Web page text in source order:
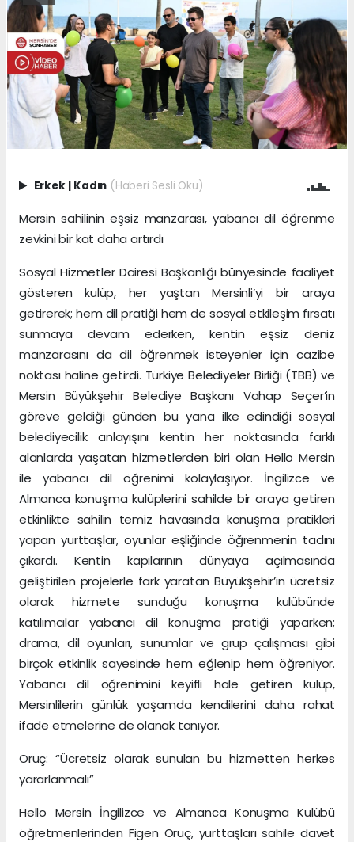
Erkek | Kadın (Haberi Sesli Oku)
Mersin sahilinin eşsiz manzarası, yabancı dil öğrenme
zevkini bir kat daha artırdı
Sosyal Hizmetler Dairesi Başkanlığı bünyesinde faaliyet
gösteren kulüp, her yaştan Mersinli’yi bir araya
getirerek; hem dil pratiği hem de sosyal etkileşim fırsatı
sunmaya devam ederken, kentin eşsiz deniz
manzarasını da dil öğrenmek isteyenler için cazibe
noktası haline getirdi. Türkiye Belediyeler Birliği (TBB) ve
Mersin Büyükşehir Belediye Başkanı Vahap Seçer’in
göreve geldiği günden bu yana ilke edindiği sosyal
belediyecilik anlayışını kentin her noktasında farklı
alanlarda yaşatan hizmetlerden biri olan Hello Mersin
ile yabancı dil öğrenimi kolaylaşıyor. İngilizce ve
Almanca konuşma kulüplerini sahilde bir araya getiren
etkinlikte sahilin temiz havasında konuşma pratikleri
yapan yurttaşlar, oyunlar eşliğinde öğrenmenin tadını
çıkardı. Kentin kapılarının dünyaya açılmasında
geliştirilen projelerle fark yaratan Büyükşehir’in ücretsiz
olarak hizmete sunduğu konuşma kulübünde
katılımcılar yabancı dil konuşma pratiği yaparken;
drama, dil oyunları, sunumlar ve grup çalışması gibi
birçok etkinlik sayesinde hem eğlenip hem öğreniyor.
Yabancı dil öğrenimini keyifli hale getiren kulüp,
Mersinlilerin günlük yaşamda kendilerini daha rahat
ifade etmelerine de olanak tanıyor.
Oruç: “Ücretsiz olarak sunulan bu hizmetten herkes
yararlanmalı”
Hello Mersin İngilizce ve Almanca Konuşma Kulübü
öğretmenlerinden Figen Oruç, yurttaşları sahile davet